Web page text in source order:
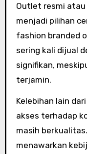
Outlet resmi
menjadi pilihan
fashion branded
sering kali dijual
signifikan,
terjamin.
Kelebihan lain
akses terhadap
masih
menawarkan